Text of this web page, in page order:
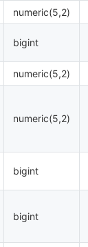
numeric(5,2)
bigint
numeric(5,2)
numeric(5,2)
bigint
bigint